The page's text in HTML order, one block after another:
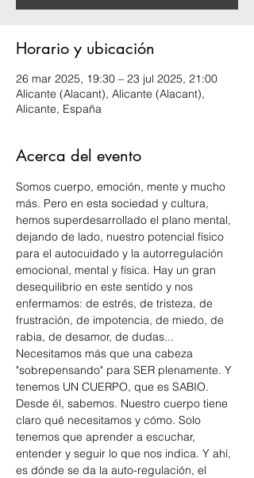
Horario y ubicación
26 mar 2025, 19:30 – 23 jul 2025, 21:00
Alicante (Alacant), Alicante (Alacant),
Alicante, España
Acerca del evento
Somos cuerpo, emoción, mente y mucho
más. Pero en esta sociedad y cultura,
hemos superdesarrollado el plano mental,
dejando de lado, nuestro potencial físico
para el autocuidado y la autorregulación
emocional, mental y física. Hay un gran
desequilibrio en este sentido y nos
enfermamos: de estrés, de tristeza, de
frustración, de impotencia, de miedo, de
rabia, de desamor, de dudas...
Necesitamos más que una cabeza
"sobrepensando" para SER plenamente. Y
tenemos UN CUERPO, que es SABIO.
Desde él, sabemos. Nuestro cuerpo tiene
claro qué necesitamos y cómo. Solo
tenemos que aprender a escuchar,
entender y seguir lo que nos indica. Y ahí,
es dónde se da la auto-regulación, el